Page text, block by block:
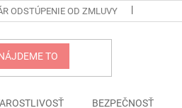
ODSTÚPENIE OD ZMLUVY
TO
BEZPEČNOSŤ